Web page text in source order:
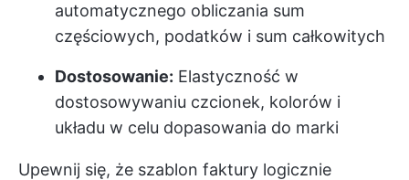
automatycznego obliczania sum
częściowych, podatków i sum całkowitych
Dostosowanie: Elastyczność w
dostosowywaniu czcionek, kolorów i
układu w celu dopasowania do marki
Upewnij się, że szablon faktury logicznie